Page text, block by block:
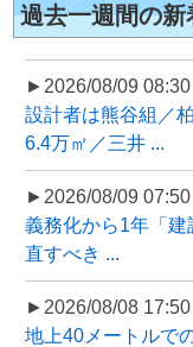
過去一週間の
►2026/08/09 08:30
設計者は熊谷組／
6.4万㎡／三井 ...
►2026/08/09 07:50
義務化から1年「建
直すべき ...
►2026/08/08 17:50
地上40メートルで